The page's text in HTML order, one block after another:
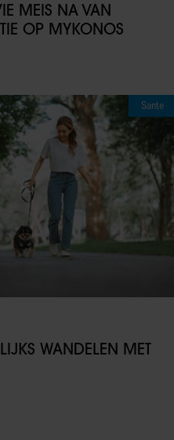
MEIS NA VAN
OP MYKONOS
Sante
WANDELEN MET